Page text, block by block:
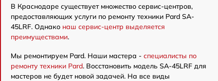
В Краснодаре существует множество сервис-центров,
предоставляющих услуги по ремонту техники Pard SA-
45LRF. Однако наш сервис-центр выделяется
преимуществами.
Мы ремонтируем Pard. Наши мастера - специалисты по
ремонту техники Pard. Восстановить модель SA-45LRF для
мастеров не будет новой задачей. На все виды